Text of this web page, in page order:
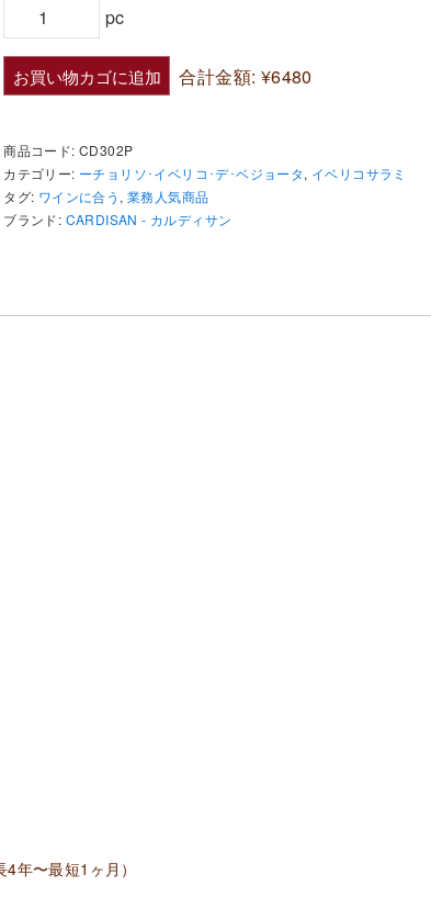
ミ
ド
ラ
ソ
ー
セ
チ
不
pc
お買い物カゴに追加 合計金額: ¥6480
商品コード: CD302P
カテゴリー: ーチョリソ･イベリコ･デ･ベジョータ, イベリコサラミ
タグ: ワインに合う , 業務人気商品
ブランド: CARDISAN - カルディサン
年〜最短1ヶ月）